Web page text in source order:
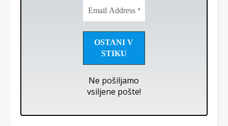
Address
*
Ne pošiljamo
vsiljene pošte!